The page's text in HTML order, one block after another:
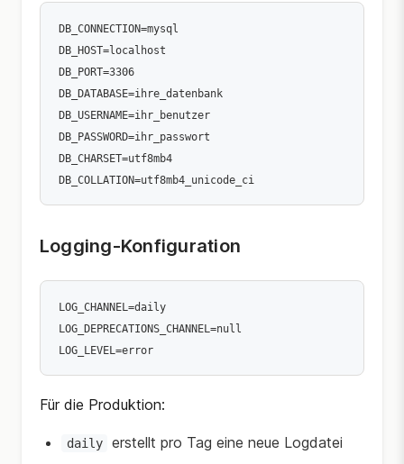
DB_CONNECTION=mysql
DB_HOST=localhost
DB_PORT=3306
DB_DATABASE=ihre_datenbank
DB_USERNAME=ihr_benutzer
DB_PASSWORD=ihr_passwort
DB_CHARSET=utf8mb4
Logging-Konfiguration
LOG_CHANNEL=daily
LOG_DEPRECATIONS_CHANNEL=null
Für die Produktion:
daily erstellt pro Tag eine neue Logdatei